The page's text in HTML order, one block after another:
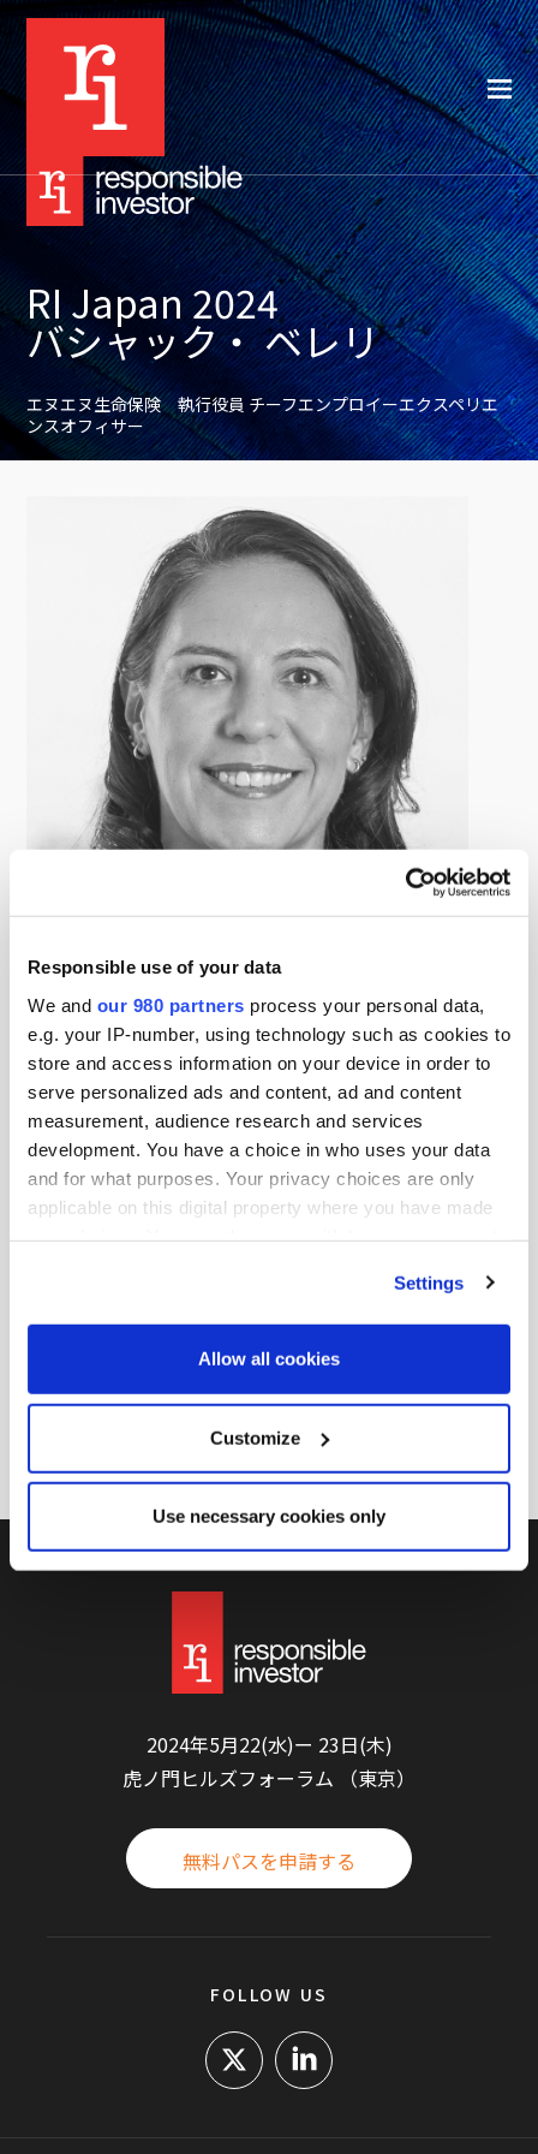
Responsible use of your data
We and our 980 partners process your personal data,
e.g. your IP-number, using technology such as cookies to
store and access information on your device in order to
serve personalized ads and content, ad and content
measurement, audience research and services
development. You have a choice in who uses your data
and for what purposes. Your privacy choices are only
applicable on this digital property where you have made
Find out more about how your personal data is processed
We use cookies across this website for a number of
reasons, such as keeping the site reliable and secure;
correctly. We also use cookies for cross-site statistics,
marketing and analysis. You can change these at any
Settings
Allow all cookies
Customize
Use necessary cookies only
RI Japan 2024
バシャック・ ベレリ
エヌエヌ生命保険 執行役員 チーフエンプロイーエクスペリエ
ンスオフィサー
バシャック・ ベレリ
エヌエヌ生命保険 執行役員 チーフエンプロイーエクスペリエ
ンスオフィサー
経済学の学士号を取得後、プロクター・アンド・ギャン
ブルの財務分野でキャリアをスタート。人々に対する情
熱と変化の推進に気づき、2008 年に人事分野に転向。
長年にわたり、Mondelez (旧クラフト フーズ) でさまざ
まな人事の役割に従事し、2014 年にオランダの保険会
社 NN グループに入社。 6 年前より、日本事業部門のチ
ーフエンプロイーエクスペリエンスオフィサーとして勤
務し、多様性、公平性、包括性を含む人材と文化に関連
トルコをはじめドイツ、オランダ、日本の4 つの異なる
を組織に組み込み、違いを相乗効果に変えることに自然
な喜びを感じている。
2024年5月22(水)ー 23日(木)
虎ノ門ヒルズフォーラム （東京）
無料パスを申請する
FOLLOW US